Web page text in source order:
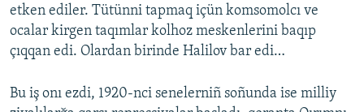
etken ediler. Tütünni tapmaq içün komsomolcı ve
ocalar kirgen taqımlar kolhoz meskenlerini baqıp
çıqqan edi. Olardan birinde Halilov bar edi…
Bu iş onı ezdi, 1920-nci senelerniñ soñunda ise milliy